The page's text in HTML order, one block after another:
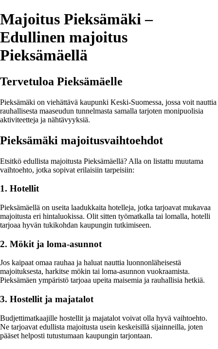
Majoitus Pieksämäki –
Edullinen majoitus
Pieksämäellä
Tervetuloa Pieksämäelle
Pieksämäki on viehättävä kaupunki Keski-Suomessa, jossa voit nauttia
rauhallisesta maaseudun tunnelmasta samalla tarjoten monipuolisia
aktiviteetteja ja nähtävyyksiä.
Pieksämäki majoitusvaihtoehdot
Etsitkö edullista majoitusta Pieksämäellä? Alla on listattu muutama
vaihtoehto, jotka sopivat erilaisiin tarpeisiin:
1. Hotellit
Pieksämäellä on useita laadukkaita hotelleja, jotka tarjoavat mukavaa
majoitusta eri hintaluokissa. Olit sitten työmatkalla tai lomalla, hotelli
tarjoaa hyvän tukikohdan kaupungin tutkimiseen.
2. Mökit ja loma-asunnot
Jos kaipaat omaa rauhaa ja haluat nauttia luonnonläheisestä
majoituksesta, harkitse mökin tai loma-asunnon vuokraamista.
Pieksämäen ympäristö tarjoaa upeita maisemia ja rauhallisia hetkiä.
3. Hostellit ja majatalot
Budjettimatkaajille hostellit ja majatalot voivat olla hyvä vaihtoehto.
Ne tarjoavat edullista majoitusta usein keskeisillä sijainneilla, joten
pääset helposti tutustumaan kaupungin tarjontaan.